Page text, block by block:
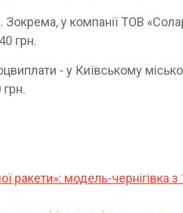
у компанії ТОВ
грн.
- у Київському
ракети»: модель-